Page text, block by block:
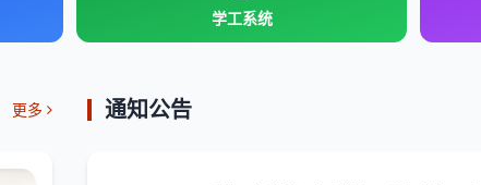
学工系统
更多 通知公告